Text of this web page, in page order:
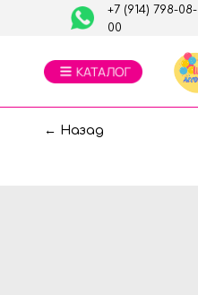
+7 (914) 798-08-
00
← Назад